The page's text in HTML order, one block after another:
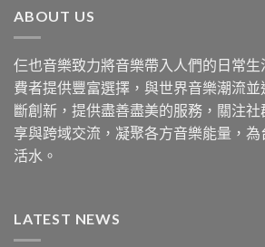
ABOUT US
仨也音樂致力將音樂帶入人們的日常
費者提供豐富選擇，與世界音樂潮流
斷創新，提供盡善盡美的服務，關注
享與跨域交流，凝聚各方音樂能量，為
活水。
LATEST NEWS